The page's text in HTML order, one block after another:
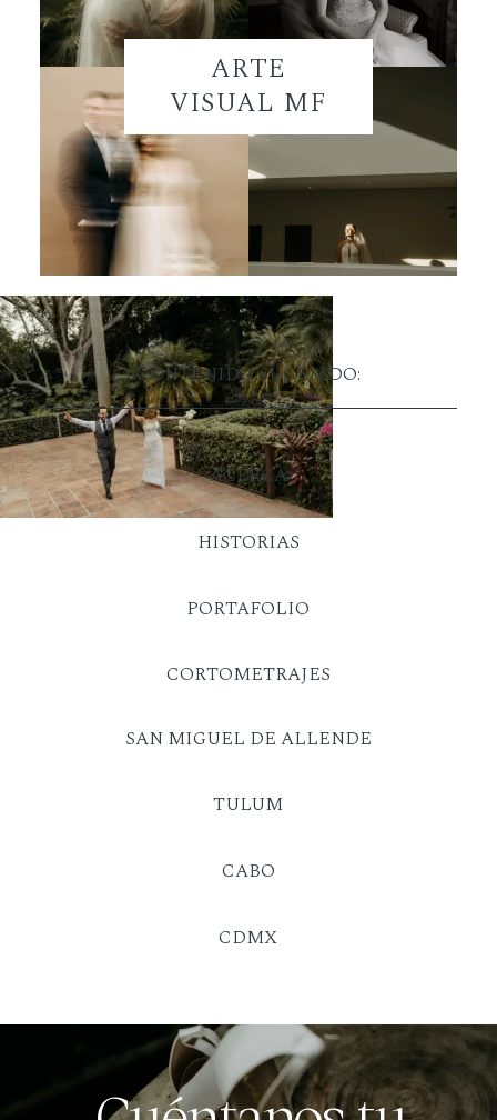
ARTE
VISUAL MF
CONTENIDO SUGERIDO:
ACERCA
SAN MIGUEL DE ALLENDE
HISTORIAS
TULUM
PORTAFOLIO
CABO
CDMX
CORTOMETRAJES